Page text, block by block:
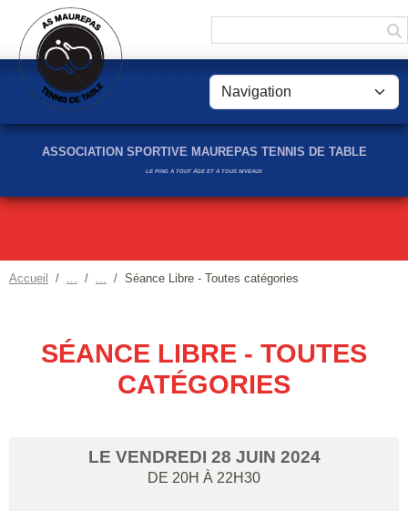
ASSOCIATION SPORTIVE MAUREPAS TENNIS DE TABLE
LE PING À TOUT ÂGE ET À TOUS NIVEAUX
Accueil Séance Libre - Toutes catégories
SÉANCE LIBRE - TOUTES
CATÉGORIES
LE VENDREDI 28 JUIN 2024
DE 20H À 22H30
Panneau de gestion des cookies